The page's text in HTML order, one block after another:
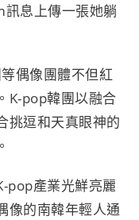
息上傳一張她躺
偶像團體不但紅
K-pop韓團以融合
挑逗和天真眼神的
pop產業光鮮亮麗
像的南韓年輕人通